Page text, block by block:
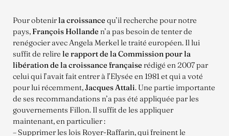
Pour obtenirla croissancequ’il recherche pour notre
pays, François Hollanden’a pas besoin de tenter de
renégocier avec Angela Merkel le traité européen. Il lui
suffit de relire le rapport de la Commission pour la
libération de la croissance françaiserédigé en 2007 par
celui qui l’avait fait entrer à l’Elysée en 1981 et qui a voté
pour lui récemment,Jacques Attali. Une partie importante
de ses recommandations n’a pas été appliquée par les
gouvernements Fillon. Il suffit de les appliquer
maintenant, en particulier :
– Supprimer les lois Royer-Raffarin, qui freinent le